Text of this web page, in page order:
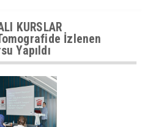
KURSLAR
İzlenen
Yapıldı